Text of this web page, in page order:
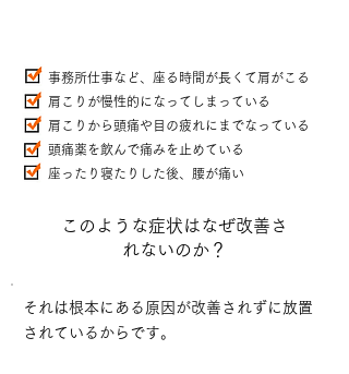
事務所仕事など、座る時間が長くて肩がこる
肩こりが慢性的になってしまっている
肩こりから頭痛や目の疲れにまでなっている
頭痛薬を飲んで痛みを止めている
​座ったり寝たりした後、腰が痛い
​このような症状はなぜ改善さ
れないのか？
それは根本にある原因が改善されずに放置
されているからです。